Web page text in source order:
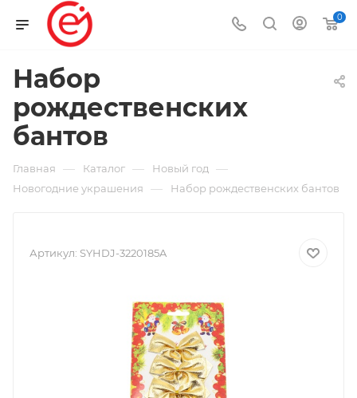
0
Набор
рождественских
бантов
Главная — Каталог — Новый год —
Новогодние украшения — Набор рождественских бантов
Артикул: SYHDJ-3220185A